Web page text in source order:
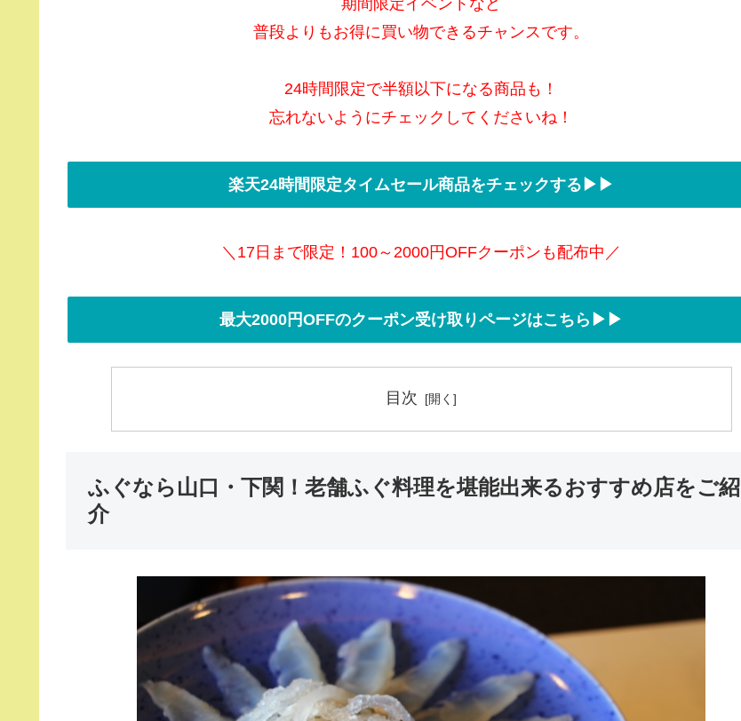
普段よりもお得に買い物できるチャンスです。
24時間限定で半額以下になる商品も！
忘れないようにチェックしてくださいね！
楽天24時間限定タイムセール商品をチェックする▶▶
＼17日まで限定！100～2000円OFFクーポンも配布中／
最大2000円OFFのクーポン受け取りページはこちら▶▶
目次
ふぐなら山口・下関！老舗ふぐ料理を堪能出来るおすすめ店をご紹
介